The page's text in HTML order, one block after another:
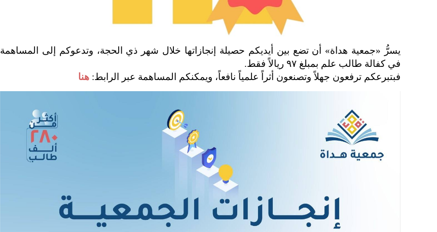
يسرُّ «جمعية هداة» أن تضع بين أيديكم حصيلة إنجازاتها خلال شهر ذي الحجة، وتدعوكم إلى المساهمة
في كفالة طالب علم بمبلغ ٩٧ ريالاً فقط.
فبتبرعكم ترفعون جهلاً وتصنعون أثراً علمياً نافعاً، ويمكنكم المساهمة عبر الرابط: هنا